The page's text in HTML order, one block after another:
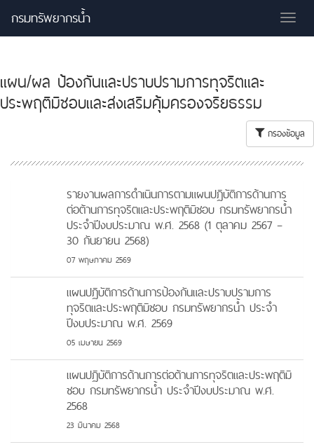
กรมทรัพยากรน้ำ
แผน/ผล ป้องกันและปราบปรามการทุจริตและ
ประพฤติมิชอบและส่งเสริมคุ้มครองจริยธรรม
กรองข้อมูล
รายงานผลการดำเนินการตามแผนปฏิบัติการด้านการ
ต่อต้านการทุจริตและประพฤติมิชอบ กรมทรัพยากรน้ำ
ประจำปีงบประมาณ พ.ศ. 2568 (1 ตุลาคม 2567 –
30 กันยายน 2568)
07 พฤษภาคม 2569
แผนปฏิบัติการด้านการป้องกันและปราบปรามการ
ทุจริตและประพฤติมิชอบ กรมทรัพยากรน้ำ ประจำ
ปีงบประมาณ พ.ศ. 2569
05 เมษายน 2569
แผนปฏิบัติการด้านการต่อต้านการทุจริตและประพฤติมิ
ชอบ กรมทรัพยากรน้ำ ประจำปีงบประมาณ พ.ศ.
2568
23 มีนาคม 2568